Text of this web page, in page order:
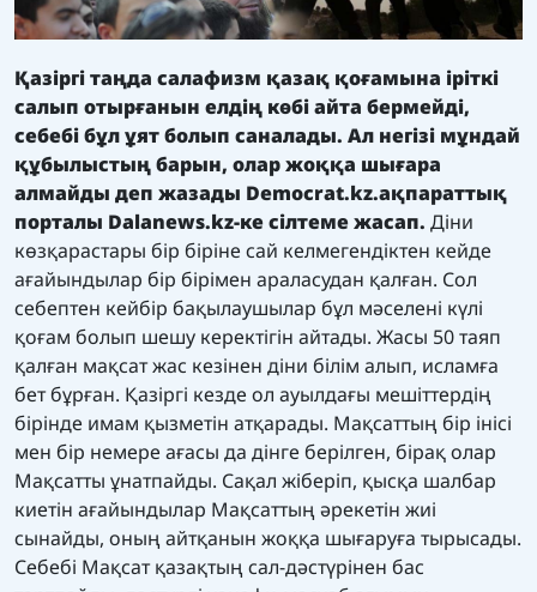
Қазіргі таңда салафизм қазақ қоғамына іріткі
салып отырғанын елдің көбі айта бермейді,
себебі бұл ұят болып саналады. Ал негізі мұндай
құбылыстың барын, олар жоққа шығара
алмайды деп жазады Democrat.kz.ақпараттық
порталы Dalanews.kz-ке сілтеме жасап. Діни
көзқарастары бір біріне сай келмегендіктен кейде
ағайындылар бір бірімен араласудан қалған. Сол
себептен кейбір бақылаушылар бұл мәселені күлі
қоғам болып шешу керектігін айтады. Жасы 50 таяп
қалған мақсат жас кезінен діни білім алып, исламға
бет бұрған. Қазіргі кезде ол ауылдағы мешіттердің
бірінде имам қызметін атқарады. Мақсаттың бір інісі
мен бір немере ағасы да дінге берілген, бірақ олар
Мақсатты ұнатпайды. Сақал жіберіп, қысқа шалбар
киетін ағайындылар Мақсаттың әрекетін жиі
сынайды, оның айтқанын жоққа шығаруға тырысады.
Себебі Мақсат қазақтың сал-дәстүрінен бас